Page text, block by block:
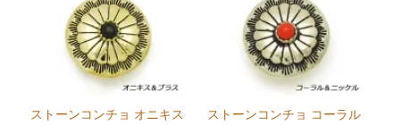
ストーンコンチョ オニキス
ストーンコンチョ コーラル